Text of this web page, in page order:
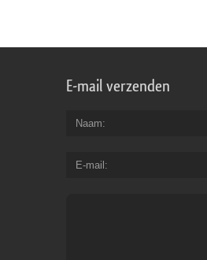
E-mail verzenden
Naam
E-mail